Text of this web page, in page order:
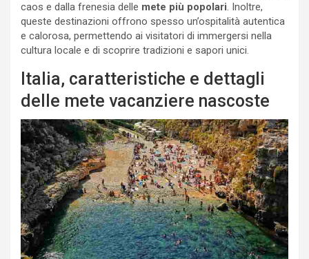
caos e dalla frenesia delle mete più popolari. Inoltre,
queste destinazioni offrono spesso un’ospitalità autentica
e calorosa, permettendo ai visitatori di immergersi nella
cultura locale e di scoprire tradizioni e sapori unici.
Italia, caratteristiche e dettagli
delle mete vacanziere nascoste